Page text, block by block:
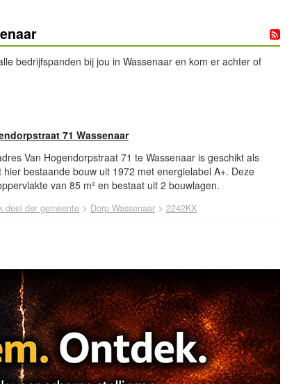
bedrijfspanden bij jou in Wassenaar en kom er achter of
71 Wassenaar
Van Hogendorpstraat 71 te Wassenaar is geschikt als
bestaande bouw uit 1972 met energielabel A+. Deze
van 85 m² en bestaat uit 2 bouwlagen.
deel der gemeente > Dorp Wassenaar > 2242KX